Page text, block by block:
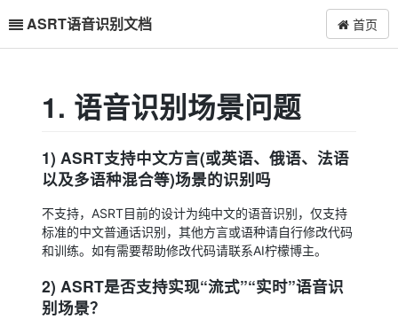
ASRT语音识别文档 首页
1. 语音识别场景问题
1) ASRT支持中文方言(或英语、俄语、法语
以及多语种混合等)场景的识别吗
不支持，ASRT目前的设计为纯中文的语音识别，仅支持
标准的中文普通话识别，其他方言或语种请自行修改代码
和训练。如有需要帮助修改代码请联系AI柠檬博主。
2) ASRT是否支持实现“流式”“实时”语音识
别场景？